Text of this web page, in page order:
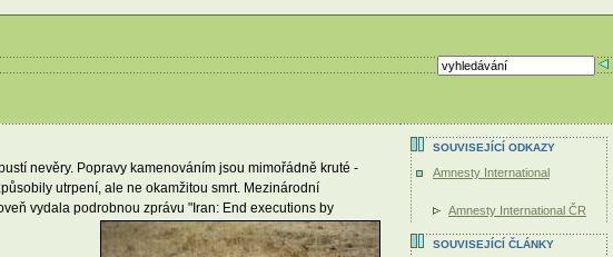
nevěry. Popravy kamenováním jsou mimořádně kruté -
utrpení, ale ne okamžitou smrt. Mezinárodní
vydala podrobnou zprávu "Iran: End executions by
SOUVISEJÍCÍ ODKAZY
Amnesty International
Amnesty International ČR
SOUVISEJÍCÍ ČLÁNKY